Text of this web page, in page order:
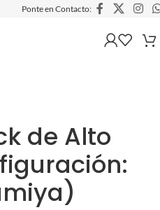
Ponte en Contacto:
de Alto